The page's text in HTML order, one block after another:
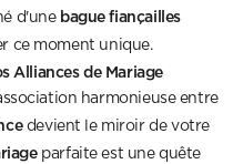
d'une bague fiançailles
ce moment unique.
Alliances de Mariage
harmonieuse entre
devient le miroir de votre
parfaite est une quête